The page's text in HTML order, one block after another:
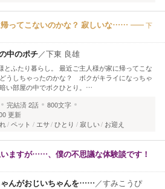
ってこないのかな？ 寂しいな……
下
中のポチ／下東 良雄
とふたり暮らし。 最近ご主人様が家に帰ってこな
うしちゃったのかな？ ボクがキライになっちゃ
い部屋の中でボクひとり。…
完結済2話
800文字
更新
ペット エサ ひとり 寂しい お迎え
ますが……、僕の不思議な体験談です！
ゃんがおじいちゃんを…… ／すみこうぴ